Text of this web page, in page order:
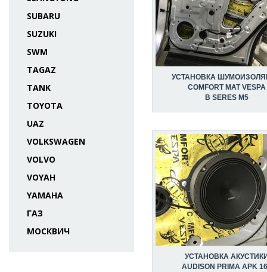
SUBARU
SUZUKI
SWM
TAGAZ
TANK
TOYOTA
UAZ
VOLKSWAGEN
VOLVO
VOYAH
YAMAHA
ГАЗ
МОСКВИЧ
УСТАНОВКА
COMFORT MAT VESPA
В SERES M5
УСТАНОВКА
AUDISON PRIMA APK